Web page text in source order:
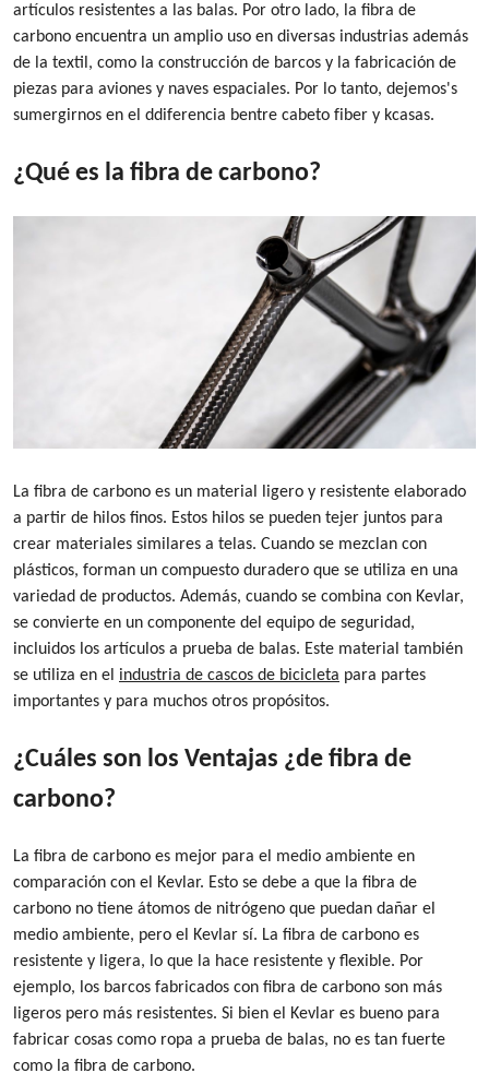
artículos resistentes a las balas. Por otro lado, la fibra de
carbono encuentra un amplio uso en diversas industrias además
de la textil, como la construcción de barcos y la fabricación de
piezas para aviones y naves espaciales. Por lo tanto, dejemos's
sumergirnos en el ddiferencia bentre cabeto fiber y kcasas.
¿Qué es la fibra de carbono?
La fibra de carbono es un material ligero y resistente elaborado
a partir de hilos finos. Estos hilos se pueden tejer juntos para
crear materiales similares a telas. Cuando se mezclan con
plásticos, forman un compuesto duradero que se utiliza en una
variedad de productos. Además, cuando se combina con Kevlar,
se convierte en un componente del equipo de seguridad,
incluidos los artículos a prueba de balas. Este material también
se utiliza en el industria de cascos de bicicleta para partes
importantes y para muchos otros propósitos.
¿Cuáles son los Ventajas ¿de fibra de
carbono?
La fibra de carbono es mejor para el medio ambiente en
comparación con el Kevlar. Esto se debe a que la fibra de
carbono no tiene átomos de nitrógeno que puedan dañar el
medio ambiente, pero el Kevlar sí. La fibra de carbono es
resistente y ligera, lo que la hace resistente y flexible. Por
ejemplo, los barcos fabricados con fibra de carbono son más
ligeros pero más resistentes. Si bien el Kevlar es bueno para
fabricar cosas como ropa a prueba de balas, no es tan fuerte
como la fibra de carbono.